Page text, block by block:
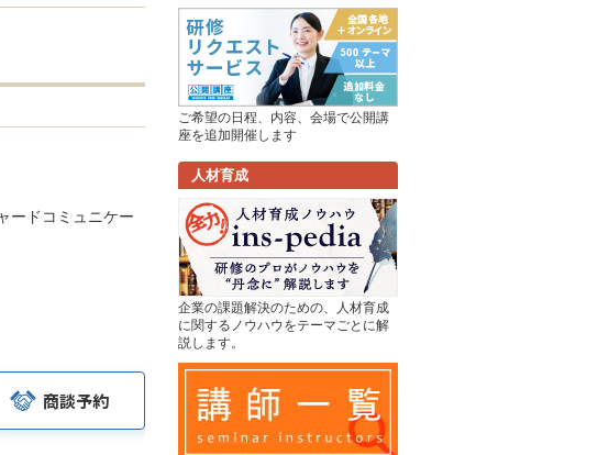
ードコミュニケー
商談予約
ご希望の日程、内容、会場で公開講
座を追加開催します
人材育成
企業の課題解決のための、人材育成
に関するノウハウをテーマごとに解
説します。